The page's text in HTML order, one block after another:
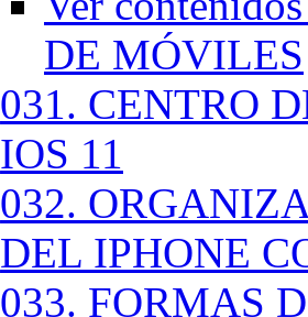
DE MÓVILES
031. CENTRO
IOS 11
032.
DEL IPHONE
033. FORMAS